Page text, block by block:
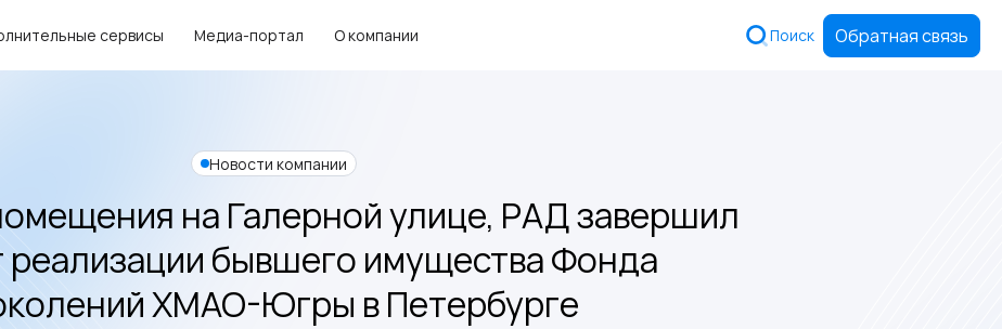
сервисы Медиа-портал О компании Поиск Обратная связь
Новости компании
на Галерной улице, РАД завершил
реализации бывшего имущества Фонда
ХМАО-Югры в Петербурге